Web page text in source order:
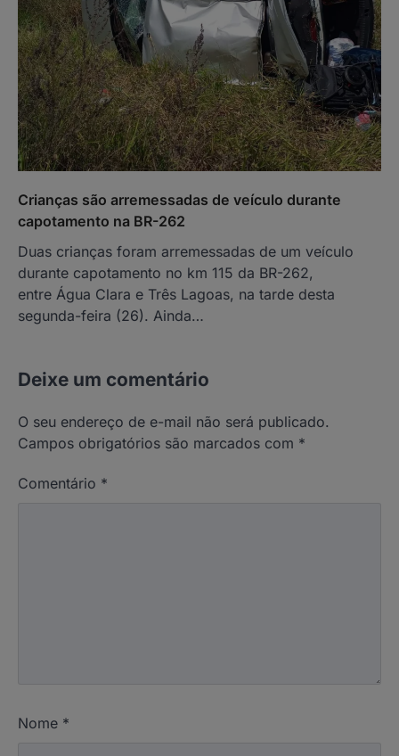
Crianças são arremessadas de veículo durante
capotamento na BR-262
Duas crianças foram arremessadas de um veículo
durante capotamento no km 115 da BR-262,
entre Água Clara e Três Lagoas, na tarde desta
segunda-feira (26). Ainda…
Deixe um comentário
O seu endereço de e-mail não será publicado.
Campos obrigatórios são marcados com *
Comentário *
Nome *